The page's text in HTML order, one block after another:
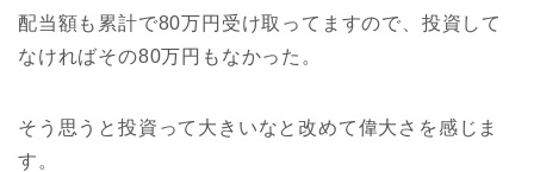
配当額も累計で80万円受け取ってますので、投資して
なければその80万円もなかった。
そう思うと投資って大きいなと改めて偉大さを感じま
す。